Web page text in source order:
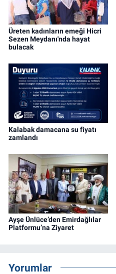
Üreten kadınların emeği Hicri
Sezen Meydanı'nda hayat
bulacak
Kalabak damacana su fiyatı
zamlandı
Ayşe Ünlüce’den Emirdağlılar
Platformu’na Ziyaret
Yorumlar